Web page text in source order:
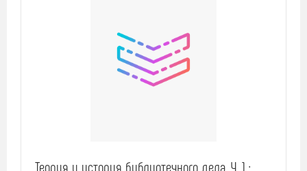
Теория и история библиотечного дела. Ч. 1 :